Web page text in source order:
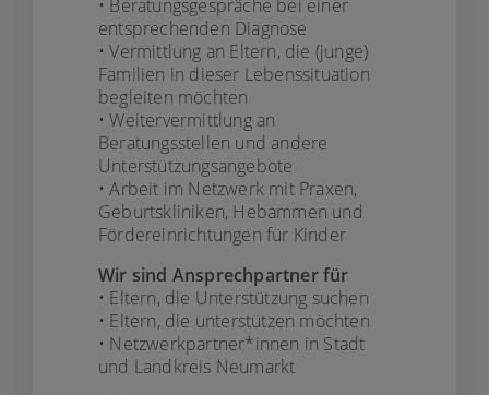
• Beratungsgespräche bei einer
entsprechenden Diagnose
• Vermittlung an Eltern, die (junge)
Familien in dieser Lebenssituation
begleiten möchten
• Weitervermittlung an
Beratungsstellen und andere
Unterstützungsangebote
• Arbeit im Netzwerk mit Praxen,
Geburtskliniken, Hebammen und
Fördereinrichtungen für Kinder
Wir sind Ansprechpartner für
• Eltern, die Unterstützung suchen
• Eltern, die unterstützen möchten
• Netzwerkpartner*innen in Stadt
und Landkreis Neumarkt